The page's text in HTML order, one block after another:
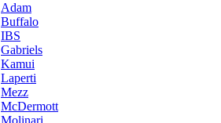
Adam
Buffalo
IBS
Gabriels
Kamui
Laperti
Mezz
McDermott
Molinari